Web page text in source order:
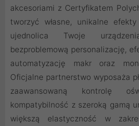
akcesoriami z Certyfikatem
tworzyć własne, unikalne
ujednolica Twoje
bezproblemową personalizację,
automatyzację makr oraz
Oficjalne partnerstwo wyposaża
zaawansowaną kontrolę
kompatybilność z szeroką gamą
większą elastyczność w